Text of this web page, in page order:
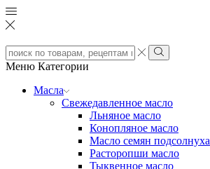
Search
input
Search
Меню Категории
Масла
Свежедавленное масло
Льняное масло
Конопляное масло
Масло семян подсолнуха
Расторопши масло
Тыквенное масло